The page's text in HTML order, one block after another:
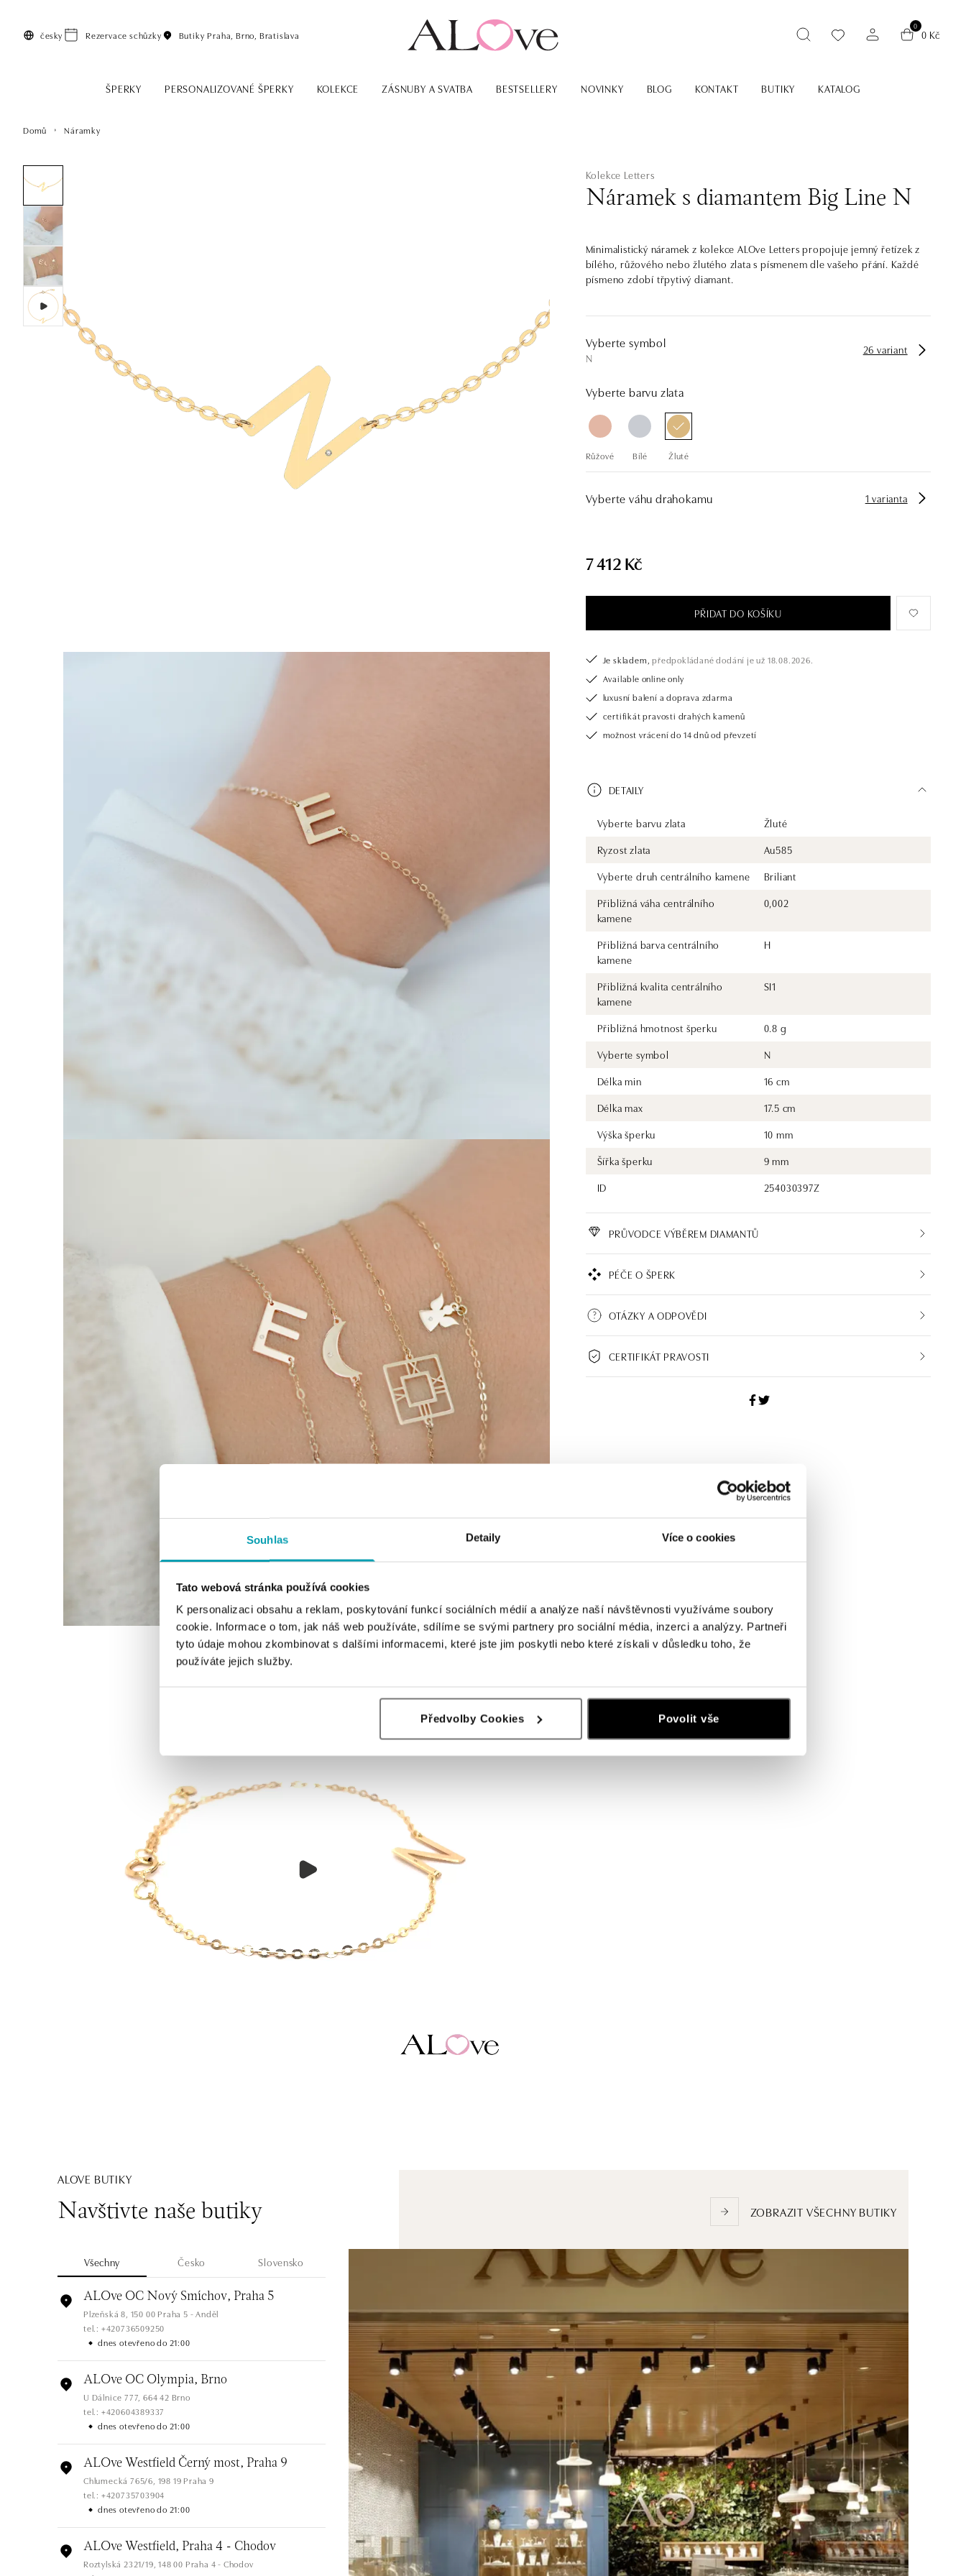
Souhlas Detaily Více o cookies
Tato webová stránka používá cookies
K personalizaci obsahu a reklam, poskytování funkcí sociálních médií a analýze naší návštěvnosti využíváme soubory
cookie. Informace o tom, jak náš web používáte, sdílíme se svými partnery pro sociální média, inzerci a analýzy. Partneři
tyto údaje mohou zkombinovat s dalšími informacemi, které jste jim poskytli nebo které získali v důsledku toho, že
používáte jejich služby.
Předvolby Cookies Povolit vše
česky Rezervace schůzky Butiky Praha, Brno, Bratislava
0
0 Kč
ŠPERKY PERSONALIZOVANÉ ŠPERKY KOLEKCE ZÁSNUBY A SVATBA BESTSELLERY NOVINKY BLOG KONTAKT BUTIKY KATALOG
Domů Náramky
Kolekce Letters
Náramek s diamantem Big Line N
Minimalistický náramek z kolekce ALOve Letters propojuje jemný řetízek z
bílého, růžového nebo žlutého zlata s písmenem dle vašeho přání. Každé
písmeno zdobí třpytivý diamant.
Vyberte symbol
N
26 variant
Vyberte barvu zlata
Růžové Bílé Žluté
Vyberte váhu drahokamu 1 varianta
7 412 Kč
PŘIDAT DO KOŠÍKU
Je skladem, předpokládané dodání je už 18.08.2026.
Available online only
luxusní balení a doprava zdarma
certifikát pravosti drahých kamenů
možnost vrácení do 14 dnů od převzetí
DETAILY
Vyberte barvu zlata
Žluté
Ryzost zlata
Au585
Vyberte druh centrálního kamene
Briliant
Přibližná váha centrálního
kamene
0,002
Přibližná barva centrálního
kamene
H
Přibližná kvalita centrálního
kamene
SI1
Přibližná hmotnost šperku
0.8 g
Vyberte symbol
N
Délka min
16 cm
Délka max
17.5 cm
Výška šperku
10 mm
Šířka šperku
9 mm
ID
254030397Z
PRŮVODCE VÝBĚREM DIAMANTŮ
PÉČE O ŠPERK
OTÁZKY A ODPOVĚDI
CERTIFIKÁT PRAVOSTI
ALOVE BUTIKY
Navštivte naše butiky ZOBRAZIT VŠECHNY BUTIKY
Všechny Česko Slovensko
ALOve OC Nový Smíchov, Praha 5
Plzeňská 8, 150 00 Praha 5 - Anděl
tel.: +420736509250
dnes otevřeno do 21:00
ALOve OC Olympia, Brno
U Dálnice 777, 664 42 Brno
tel.: +420604389337
dnes otevřeno do 21:00
ALOve Westfield Černý most, Praha 9
Chlumecká 765/6, 198 19 Praha 9
tel.: +420735703904
dnes otevřeno do 21:00
ALOve Westfield, Praha 4 - Chodov
Roztylská 2321/19, 148 00 Praha 4 - Chodov